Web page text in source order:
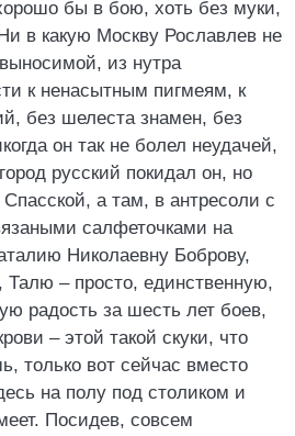
бы в бою, хоть без муки,
в какую Москву Рославлев не
из нутра
к ненасытным пигмеям, к
без шелеста знамен, без
он так не болел неудачей,
русский покидал он, но
а там, в антресоли с
салфеточками на
Николаевну Боброву,
Талю – просто, единственную,
радость за шесть лет боев,
– этой такой скуки, что
только вот сейчас вместо
на полу под столиком и
Посидев, совсем